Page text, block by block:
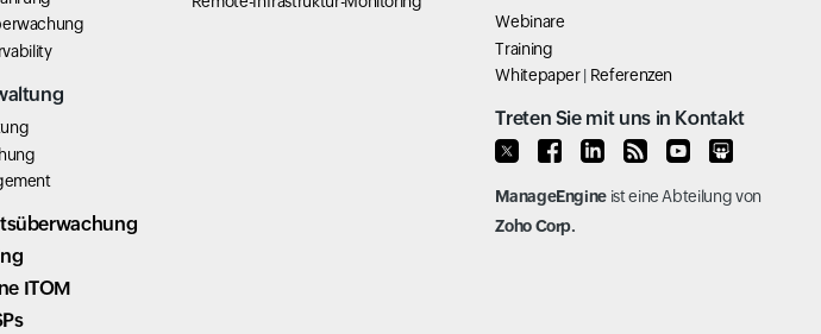
ITOM
Webinare
Training
Whitepaper| Referenzen
Treten Sie mit uns in Kontakt
ManageEngine ist eine Abteilung von
Zoho Corp.